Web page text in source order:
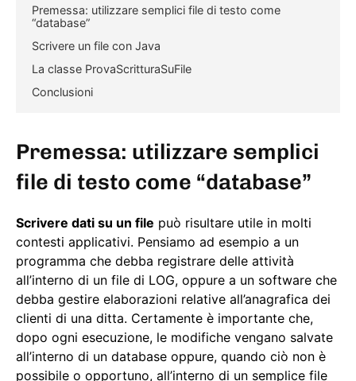
Premessa: utilizzare semplici file di testo come
“database”
Scrivere un file con Java
La classe ProvaScritturaSuFile
Conclusioni
Premessa: utilizzare semplici
file di testo come “database”
Scrivere dati su un file può risultare utile in molti
contesti applicativi. Pensiamo ad esempio a un
programma che debba registrare delle attività
all’interno di un file di LOG, oppure a un software che
debba gestire elaborazioni relative all’anagrafica dei
clienti di una ditta. Certamente è importante che,
dopo ogni esecuzione, le modifiche vengano salvate
all’interno di un database oppure, quando ciò non è
possibile o opportuno, all’interno di un semplice file